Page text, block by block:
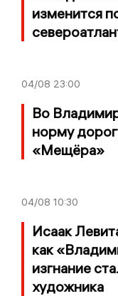
изменится
04/08 23:00
Во
норму
«Мещёра»
04/08 10:30
Исаак
как
изгнание
художника